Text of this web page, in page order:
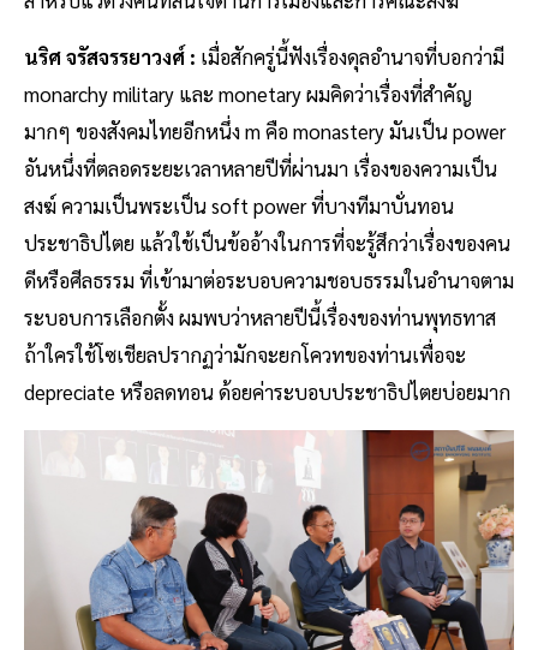
นริศ จรัสจรรยาวงศ์ : เมื่อสักครู่นี้ฟังเรื่องดุลอำนาจที่บอกว่ามี
monarchy military และ monetary ผมคิดว่าเรื่องที่สำคัญ
มากๆ ของสังคมไทยอีกหนึ่ง m คือ monastery มันเป็น power
อันหนึ่งที่ตลอดระยะเวลาหลายปีที่ผ่านมา เรื่องของความเป็น
สงฆ์ ความเป็นพระเป็น soft power ที่บางทีมาบั่นทอน
ประชาธิปไตย แล้วใช้เป็นข้ออ้างในการที่จะรู้สึกว่าเรื่องของคน
ดีหรือศีลธรรม ที่เข้ามาต่อระบอบความชอบธรรมในอำนาจตาม
ระบอบการเลือกตั้ง ผมพบว่าหลายปีนี้เรื่องของท่านพุทธทาส
ถ้าใครใช้โซเชียลปรากฏว่ามักจะยกโควทของท่านเพื่อจะ
depreciate หรือลดทอน ด้อยค่าระบอบประชาธิปไตยบ่อยมาก